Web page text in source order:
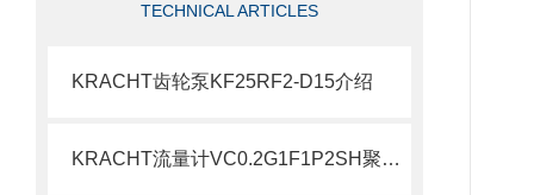
TECHNICAL ARTICLES
KRACHT齿轮泵KF25RF2-D15介绍
KRACHT流量计VC0.2G1F1P2SH聚氨酯常用